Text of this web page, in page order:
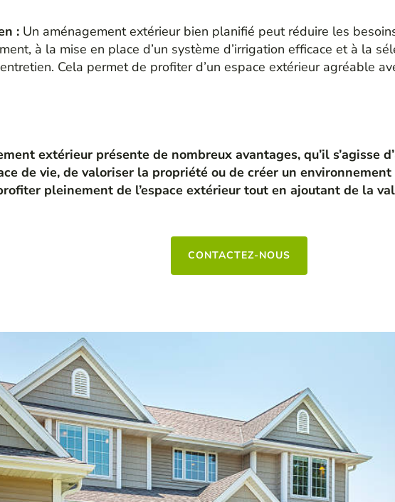
: Un aménagement extérieur bien planifié peut réduire les
à la mise en place d’un système d’irrigation efficace et à la
Cela permet de profiter d’un espace extérieur agréable
extérieur présente de nombreux avantages, qu’il s’agisse
de vie, de valoriser la propriété ou de créer un
pleinement de l’espace extérieur tout en ajoutant de la
CONTACTEZ-NOUS